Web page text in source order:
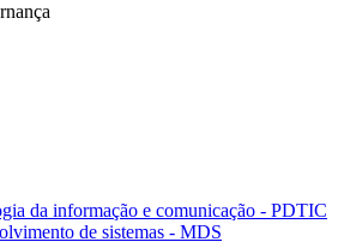
da informação e comunicação - PDTIC
de sistemas - MDS